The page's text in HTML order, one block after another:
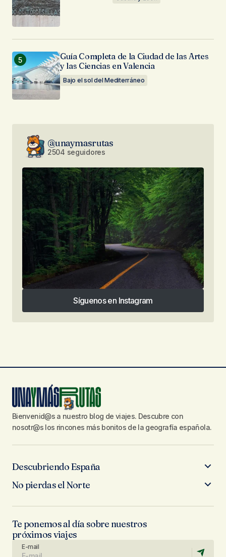
Guía Completa de la Ciudad de las Artes
y las Ciencias en Valencia
Bajo el sol del Mediterráneo
@unaymasrutas
2504 seguidores
Síguenos en Instagram
Síguenos en Instagram
Bienvenid@s a nuestro blog de viajes. Descubre con
nosotr@s los rincones más bonitos de la geografía española.
Descubriendo España
No pierdas el Norte
Te ponemos al día sobre nuestros
próximos viajes
E-mail